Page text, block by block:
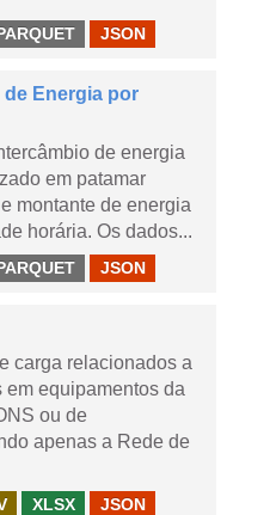
JSON
de Energia por
de energia
em patamar
montante de energia
horária. Os dados...
JSON
carga relacionados a
equipamentos da
ou de
apenas a Rede de
XLSX JSON